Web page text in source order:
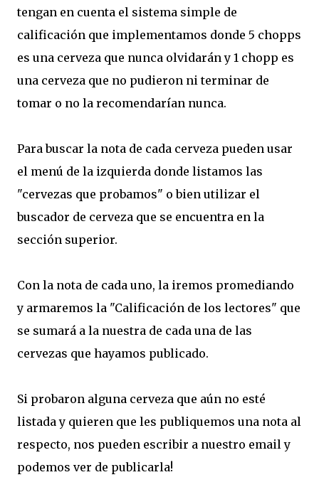
tengan en cuenta el sistema simple de
calificación que implementamos donde 5 chopps
es una cerveza que nunca olvidarán y 1 chopp es
una cerveza que no pudieron ni terminar de
tomar o no la recomendarían nunca.
Para buscar la nota de cada cerveza pueden usar
el menú de la izquierda donde listamos las
"cervezas que probamos" o bien utilizar el
buscador de cerveza que se encuentra en la
sección superior.
Con la nota de cada uno, la iremos promediando
y armaremos la "Calificación de los lectores" que
se sumará a la nuestra de cada una de las
cervezas que hayamos publicado.
Si probaron alguna cerveza que aún no esté
listada y quieren que les publiquemos una nota al
respecto, nos pueden escribir a nuestro email y
podemos ver de publicarla!